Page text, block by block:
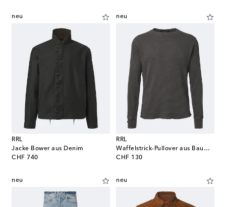
neu
RRL
Jacke Bower aus Denim
CHF 740
original price
neu
RRL
Waffelstrick-Pullover aus Baumwolle
CHF 130
original price
neu neu